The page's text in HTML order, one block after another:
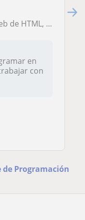
y Javascript.
en
con
Programación